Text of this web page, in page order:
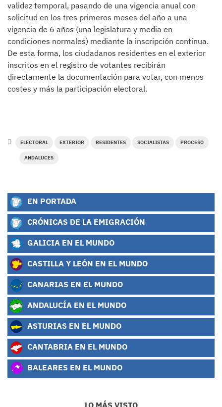
validez temporal, pasando de una vigencia anual con
solicitud en los tres primeros meses del año a una
vigencia de 6 años (una legislatura y media en
condiciones normales) mediante la inscripción continua.
De esta forma, los ciudadanos residentes en el exterior
inscritos en el registro de votantes recibirán
directamente la documentación para votar, con menos
costes y más la participación electoral.
ELECTORAL EXTERIOR RESIDENTES SOCIALISTAS PROCESO
ANDALUCES
EN PORTADA
CRÓNICAS DE LA EMIGRACIÓN
GALICIA EN EL MUNDO
CASTILLA Y LEÓN EN EL MUNDO
CANARIAS EN EL MUNDO
ANDALUCÍA EN EL MUNDO
ASTURIAS EN EL MUNDO
CANTABRIA EN EL MUNDO
BALEARES EN EL MUNDO
LO MÁS VISTO